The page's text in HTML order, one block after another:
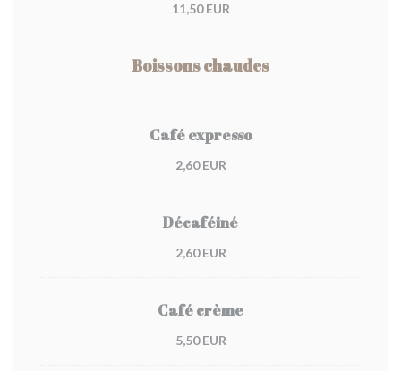
11,50 EUR
Boissons chaudes
Café expresso
2,60 EUR
Décaféiné
2,60 EUR
Café crème
5,50 EUR